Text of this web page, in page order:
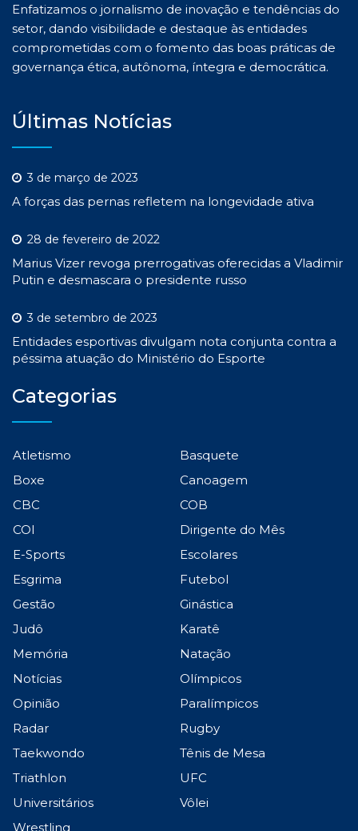
Enfatizamos o jornalismo de inovação e tendências do
setor, dando visibilidade e destaque às entidades
comprometidas com o fomento das boas práticas de
governança ética, autônoma, íntegra e democrática.
Últimas Notícias
3 de março de 2023
A forças das pernas refletem na longevidade ativa
28 de fevereiro de 2022
Marius Vizer revoga prerrogativas oferecidas a Vladimir
Putin e desmascara o presidente russo
3 de setembro de 2023
Entidades esportivas divulgam nota conjunta contra a
péssima atuação do Ministério do Esporte
Categorias
Atletismo
Basquete
Boxe
Canoagem
CBC
COB
COI
Dirigente do Mês
E-Sports
Escolares
Esgrima
Futebol
Gestão
Ginástica
Judô
Karatê
Memória
Natação
Notícias
Olímpicos
Opinião
Paralímpicos
Radar
Rugby
Taekwondo
Tênis de Mesa
Triathlon
UFC
Universitários
Vôlei
Wrestling